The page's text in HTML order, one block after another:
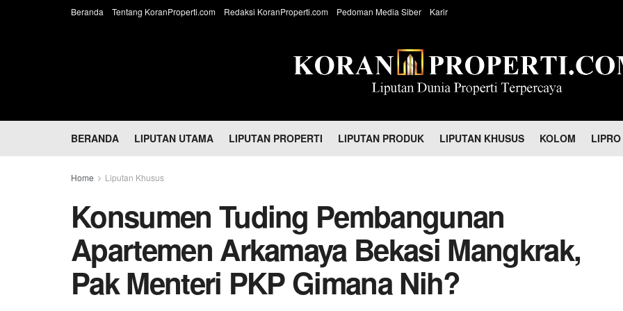
Beranda Tentang KoranProperti.com Redaksi KoranProperti.com Pedoman Media Siber Karir
BERANDA LIPUTAN UTAMA LIPUTAN PROPERTI LIPUTAN PRODUK LIPUTAN KHUSUS KOLOM
Home Liputan Khusus
Konsumen Tuding Pembangunan
Apartemen Arkamaya Bekasi Mangkrak,
Pak Menteri PKP Gimana Nih?